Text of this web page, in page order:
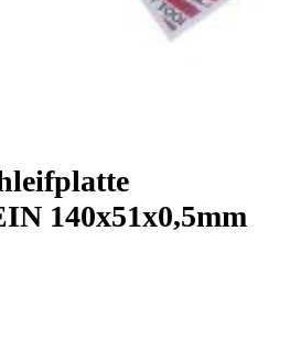
140x51x0,5mm